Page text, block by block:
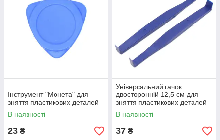
Інструмент "Монета" для
зняття пластикових деталей
В наявності
23 ₴
Універсальний гачок
двосторонній 12,5 см для
зняття пластикових деталей
В наявності
37 ₴